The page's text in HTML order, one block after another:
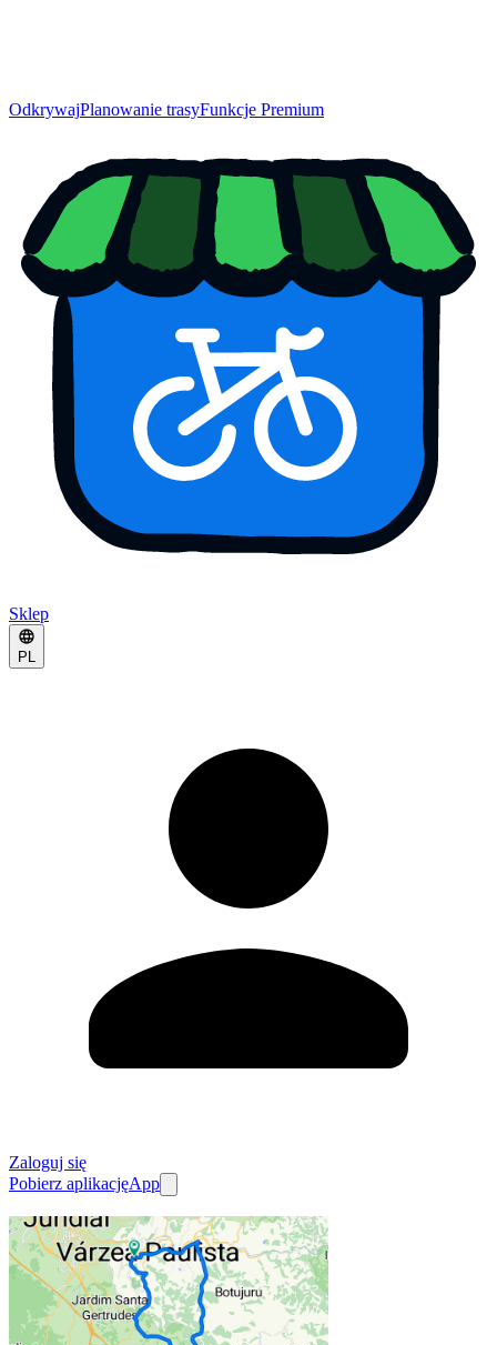
OdkrywajPlanowanie trasyFunkcje Premium
Sklep
PL
Zaloguj się
Pobierz aplikacjęApp